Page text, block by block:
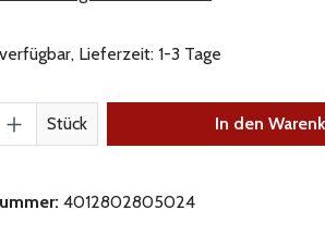
Lieferzeit: 1-3 Tage
Anzahl: Gib den
Stück In den
4012802805024